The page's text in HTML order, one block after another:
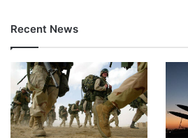
Recent News